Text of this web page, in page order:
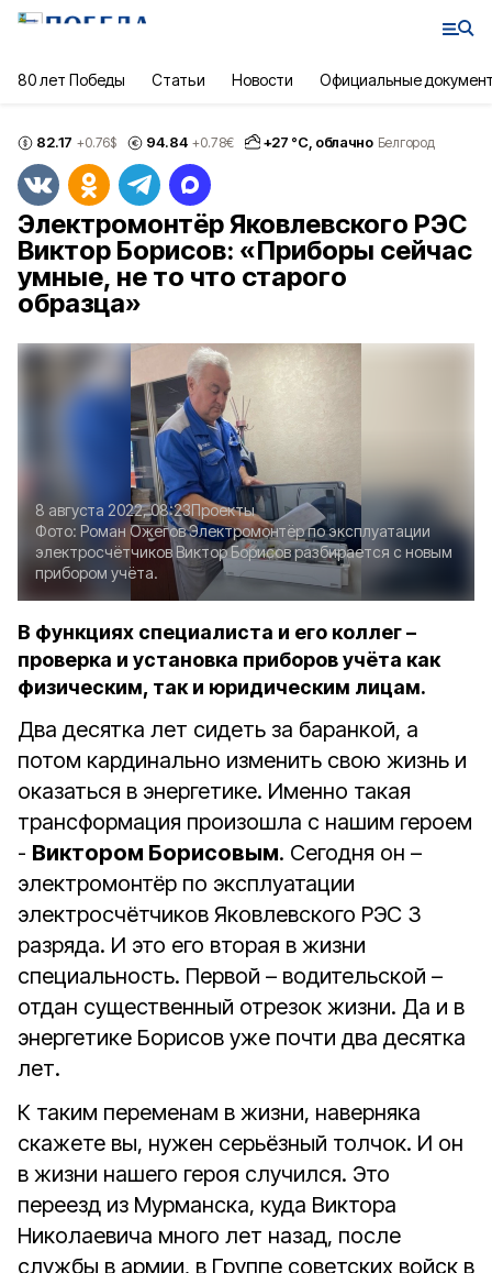
80 лет Победы Статьи Новости Официальные
82.17 +0.76$ 94.84 +0.78€ +27 °С, облачно Белгород
Электромонтёр Яковлевского РЭС
Виктор Борисов: «Приборы сейчас
умные, не то что старого
образца»
8 августа 2022, 08:23Проекты
Фото: Роман ОжеговЭлектромонтёр по эксплуатации
электросчётчиков Виктор Борисов разбирается с новым
прибором учёта.
В функциях специалиста и его коллег –
проверка и установка приборов учёта как
физическим, так и юридическим лицам.
Два десятка лет сидеть за баранкой, а
потом кардинально изменить свою жизнь и
оказаться в энергетике. Именно такая
трансформация произошла с нашим героем
- Виктором Борисовым. Сегодня он –
электромонтёр по эксплуатации
электросчётчиков Яковлевского РЭС 3
разряда. И это его вторая в жизни
специальность. Первой – водительской –
отдан существенный отрезок жизни. Да и в
энергетике Борисов уже почти два десятка
лет.
К таким переменам в жизни, наверняка
скажете вы, нужен серьёзный толчок. И он
в жизни нашего героя случился. Это
переезд из Мурманска, куда Виктора
Николаевича много лет назад, после
службы в армии, в Группе советских войск в